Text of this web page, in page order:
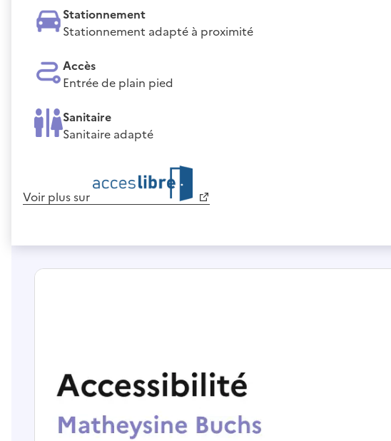
Stationnement
Stationnement adapté à proximité
Accès
Entrée de plain pied
Sanitaire
Sanitaire adapté
Voir plus sur